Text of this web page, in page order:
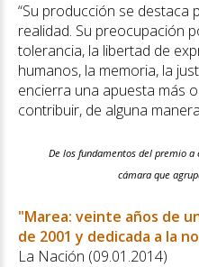
“Su producción se destaca
realidad. Su preocupación
tolerancia, la libertad de
humanos, la memoria, la
encierra una apuesta más
contribuir, de alguna
De los fundamentos del premio a
cámara que
"Marea: veinte años de
de 2001 y dedicada a la
La Nación (09.01.2014)